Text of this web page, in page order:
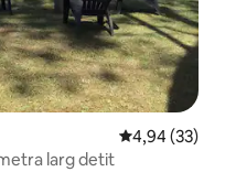
Vlerësimi
4,94 (33)
larg detit